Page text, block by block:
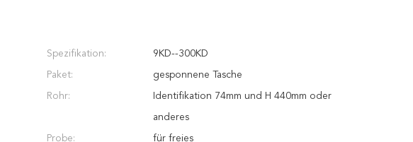
Spezifikation: 9KD--300KD
Paket: gesponnene Tasche
Rohr: Identifikation 74mm und H 440mm oder
anderes
Probe: für freies